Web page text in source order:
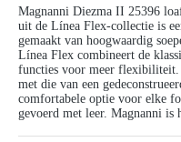
Magnanni Diezma II 25396
uit de Línea Flex-collectie is
gemaakt van hoogwaardig
Línea Flex combineert de
functies voor meer flexibiliteit.
met die van een
comfortabele optie voor elke
gevoerd met leer. Magnanni is